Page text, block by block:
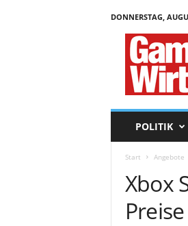
DONNERSTAG,
POLITIK
Start Angebote
Xbox